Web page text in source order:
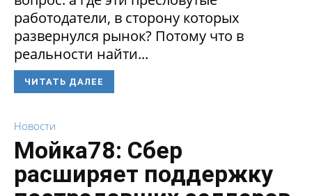
работодатели, в сторону которых
развернулся рынок? Потому что в
реальности найти...
ЧИТАТЬ ДАЛЕЕ
Новости
Мойка78: Сбер
расширяет поддержку